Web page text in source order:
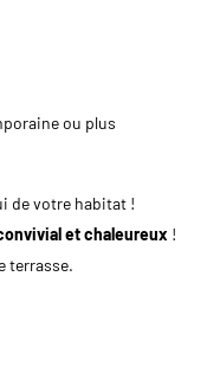
ou plus
de votre habitat !
et chaleureux !
terrasse.